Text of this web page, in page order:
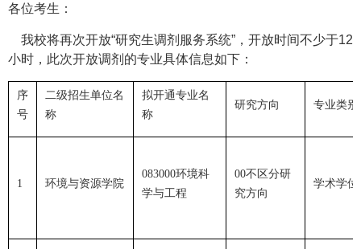
各位考生：
我校将再次开放“研究生调剂服务系统”，开放时间不少于12
小时，此次开放调剂的专业具体信息如下：
序
号
二级招生单位名
称
拟开通专业名
称
研究方向 专业类别
1 环境与资源学院
083000环境科
学与工程
00不区分研
究方向
学术学位